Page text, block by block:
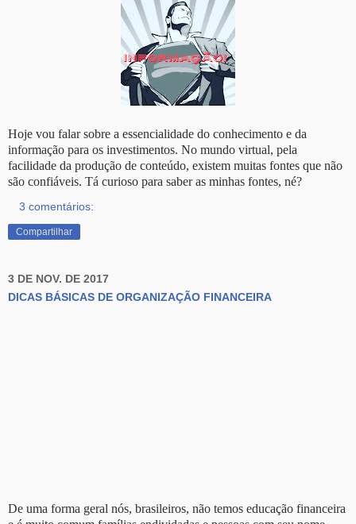
Hoje vou falar sobre a essencialidade do conhecimento e da
informação para os investimentos. No mundo virtual, pela
facilidade da produção de conteúdo, existem muitas fontes que não
são confiáveis. Tá curioso para saber as minhas fontes, né?
3 comentários:
Compartilhar
3 DE NOV. DE 2017
DICAS BÁSICAS DE ORGANIZAÇÃO FINANCEIRA
De uma forma geral nós, brasileiros, não temos educação financeira